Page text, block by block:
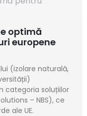
optimă
europene
(izolare naturală,
categoria soluțiilor
– NBS), ce
ale UE.